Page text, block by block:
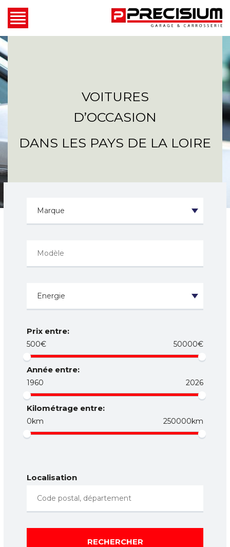
VOITURES
D’OCCASION
DANS LES PAYS DE LA LOIRE
Prix entre:
500€ 50000€
Année entre:
1960 2026
Kilométrage entre:
0km 250000km
Localisation
RECHERCHER